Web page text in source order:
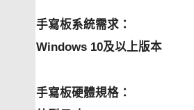
手寫板系統需求：
Windows 10及以上版本
手寫板硬體規格：